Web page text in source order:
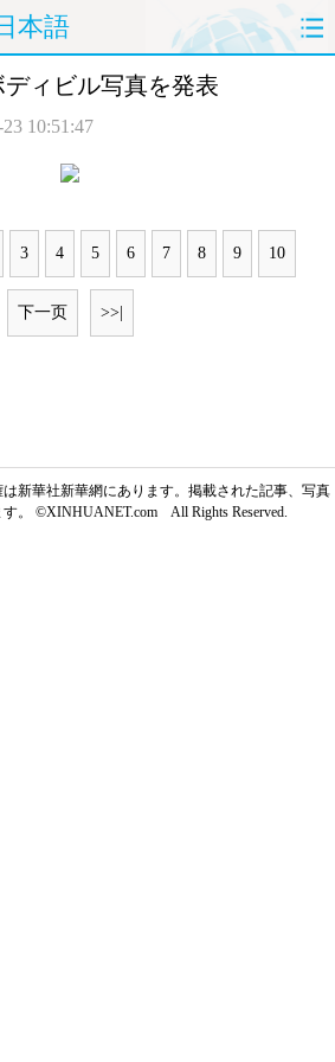
本語
政治
ディビル写真を発表
10:51:47
3 4 5 6 7 8 9 10
下一页 >>|
新華社新華網にあります。掲載された記事、写真
。 ©XINHUANET.com All Rights Reserved.